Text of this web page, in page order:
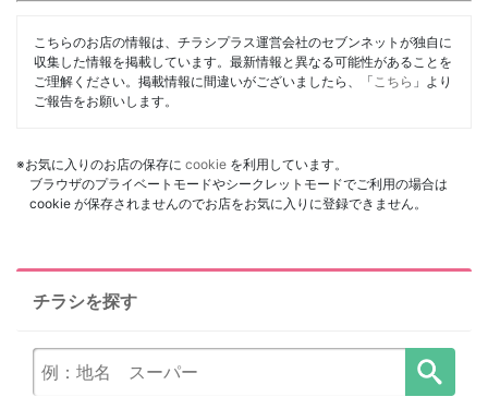
こちらのお店の情報は、チラシプラス運営会社のセブンネットが独自に
収集した情報を掲載しています。最新情報と異なる可能性があることを
ご理解ください。掲載情報に間違いがございましたら、「 こちら 」より
ご報告をお願いします。
※お気に入りのお店の保存に cookie を利用しています。
ブラウザのプライベートモードやシークレットモードでご利用の場合は
cookie が保存されませんのでお店をお気に入りに登録できません。
チラシを探す